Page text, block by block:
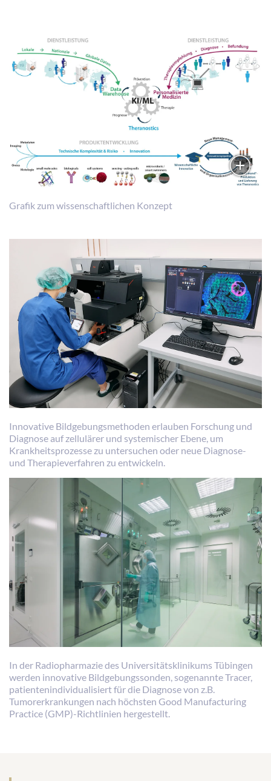
Grafik zum wissenschaftlichen Konzept
Innovative Bildgebungsmethoden erlauben Forschung und
Diagnose auf zellulärer und systemischer Ebene, um
Krankheitsprozesse zu untersuchen oder neue Diagnose-
und Therapieverfahren zu entwickeln.
In der Radiopharmazie des Universitätsklinikums Tübingen
werden innovative Bildgebungssonden, sogenannte Tracer,
patientenindividualisiert für die Diagnose von z.B.
Tumorerkrankungen nach höchsten Good Manufacturing
Practice (GMP)-Richtlinien hergestellt.